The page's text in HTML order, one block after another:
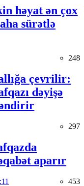
həyat ən çox
sürətlə
248
çevrilir:
dəyişə
297
aparır
453